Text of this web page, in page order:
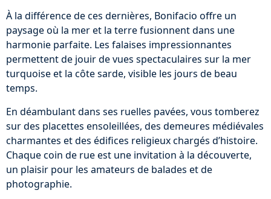
À la différence de ces dernières, Bonifacio offre un
paysage où la mer et la terre fusionnent dans une
harmonie parfaite. Les falaises impressionnantes
permettent de jouir de vues spectaculaires sur la mer
turquoise et la côte sarde, visible les jours de beau
temps.
En déambulant dans ses ruelles pavées, vous tomberez
sur des placettes ensoleillées, des demeures médiévales
charmantes et des édifices religieux chargés d’histoire.
Chaque coin de rue est une invitation à la découverte,
un plaisir pour les amateurs de balades et de
photographie.